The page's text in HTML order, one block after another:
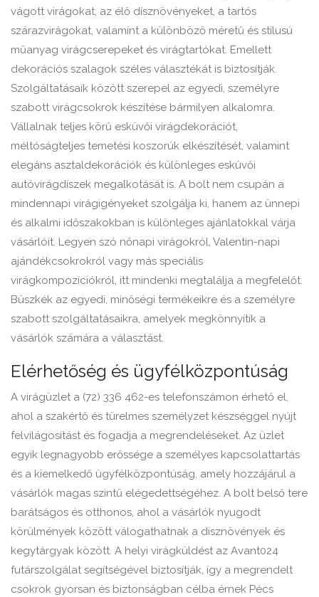
vágott virágokat, az élő dísznövényeket, a tartós
szárazvirágokat, valamint a különböző méretű és stílusú
műanyag virágcserepeket és virágtartókat. Emellett
dekorációs szalagok széles választékát is biztosítják.
Szolgáltatásaik között szerepel az egyedi, személyre
szabott virágcsokrok készítése bármilyen alkalomra.
Vállalnak teljes körű esküvői virágdekorációt,
méltóságteljes temetési koszorúk elkészítését, valamint
elegáns asztaldekorációk és különleges esküvői
autóvirágdíszek megalkotását is. A bolt nem csupán a
mindennapi virágigényeket szolgálja ki, hanem az ünnepi
és alkalmi időszakokban is különleges ajánlatokkal várja
vásárlóit. Legyen szó nőnapi virágokról, Valentin-napi
ajándékcsokrokról vagy más speciális
virágkompozíciókról, itt mindenki megtalálja a megfelelőt.
Büszkék az egyedi, minőségi termékeikre és a személyre
szabott szolgáltatásaikra, amelyek megkönnyítik a
vásárlók számára a választást.
Elérhetőség és ügyfélközpontúság
A virágüzlet a (72) 336 462-es telefonszámon érhető el,
ahol a szakértő és türelmes személyzet készséggel nyújt
felvilágosítást és fogadja a megrendeléseket. Az üzlet
egyik legnagyobb erőssége a személyes kapcsolattartás
és a kiemelkedő ügyfélközpontúság, amely hozzájárul a
vásárlók magas szintű elégedettségéhez. A bolt belső tere
barátságos és otthonos, ahol a vásárlók nyugodt
körülmények között válogathatnak a dísznövények és
kegytárgyak között. A helyi virágküldést az Avant024
futárszolgálat segítségével biztosítják, így a megrendelt
csokrok gyorsan és biztonságban célba érnek Pécs